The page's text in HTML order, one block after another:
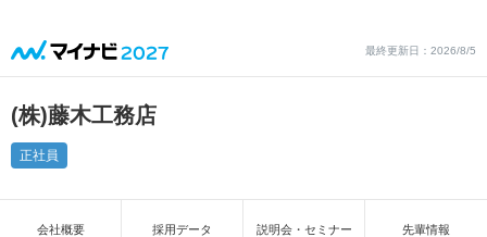
最終更新日：2026/8/5
(株)藤木工務店
正社員
会社概要 採用データ 説明会・セミナー 先輩情報